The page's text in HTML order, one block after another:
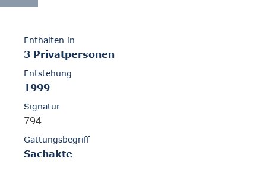
Enthalten in
3 Privatpersonen
Entstehung
1999
Signatur
794
Gattungsbegriff
Sachakte